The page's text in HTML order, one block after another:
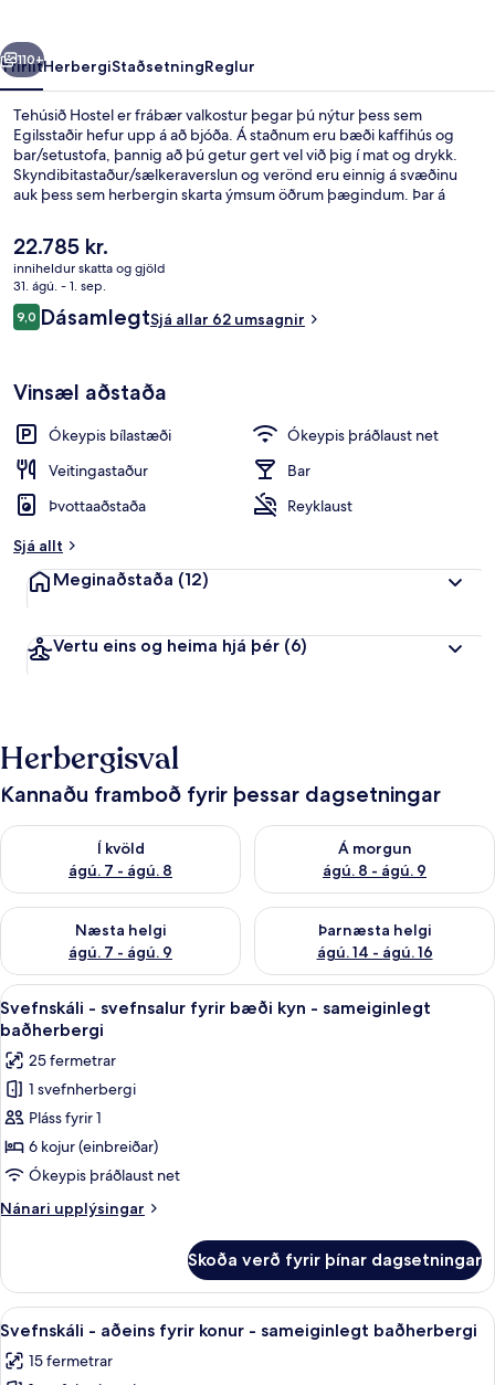
Næsta
110+
YfirlitHerbergiStaðsetningReglur
Tehúsið Hostel er frábær valkostur þegar þú nýtur þess sem
Egilsstaðir hefur upp á að bjóða. Á staðnum eru bæði kaffihús og
bar/setustofa, þannig að þú getur gert vel við þig í mat og drykk.
Skyndibitastaður/sælkeraverslun og verönd eru einnig á svæðinu
auk þess sem herbergin skarta ýmsum öðrum þægindum. Þar á
Núverandi
verð
er
22.785 kr.
22.785 kr.
inniheldur skatta og gjöld
31. ágú. - 1. sep.
Umsagnir
9,09,0 af 10
DásamlegtSjá allar 62 umsagnir
Vinsæl aðstaða
Ókeypis bílastæði
Ókeypis þráðlaust net
Veitingastaður
Bar
Þvottaaðstaða
Reyklaust
Sjá allt
Meginaðstaða (12)
Vertu eins og heima hjá þér (6)
Herbergisval
Kannaðu framboð fyrir þessar dagsetningar
Í kvöld
ágú. 7 - ágú. 8
Athuga framboð í kvöld ágú. 7 - ágú. 8
Á morgun
ágú. 8 - ágú. 9
Athuga framboð á morgun
Næsta helgi
ágú. 7 - ágú. 9
Athuga framboð næstu helgi ágú. 7 - ágú. 9
Þarnæsta helgi
ágú. 14 - ágú. 16
Athuga framboð þarnæstu
Skoða
allar
myndir
fyrir
Svefnskáli
-
svefnsalur
fyrir
bæði
kyn
sameiginlegt
baðherbergi
Svefnskáli - svefnsalur fyrir bæði
21
Svefnskáli - svefnsalur fyrir bæði kyn - sameiginlegt
baðherbergi
25 fermetrar
1 svefnherbergi
Pláss fyrir 1
6 kojur (einbreiðar)
Ókeypis þráðlaust net
Nánari upplýsingar
Nánari
-
svefnsalur
fyrir
kyn
Skoða verð fyrir þínar dagsetningar
Skoða
allar
myndir
Hljóðeinangrun, ókeypis þráðlaus
20
Svefnskáli - aðeins fyrir konur - sameiginlegt baðherbergi
15 fermetrar